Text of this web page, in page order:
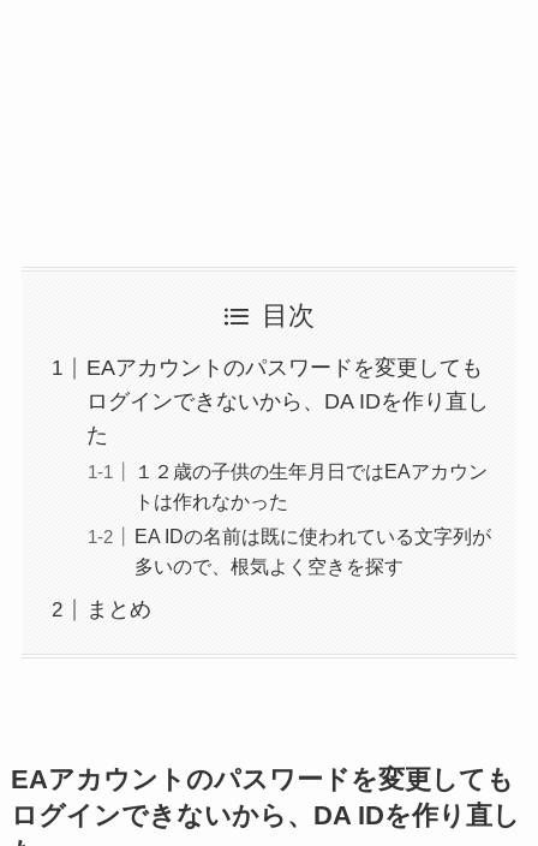
目次
EAアカウントのパスワードを変更しても
ログインできないから、DA IDを作り直し
た
１２歳の子供の生年月日ではEAアカウン
トは作れなかった
EA IDの名前は既に使われている文字列が
多いので、根気よく空きを探す
まとめ
EAアカウントのパスワードを変更しても
ログインできないから、DA IDを作り直し